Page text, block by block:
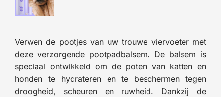
Verwen de pootjes van uw trouwe viervoeter met
deze verzorgende pootpadbalsem. De balsem is
speciaal ontwikkeld om de poten van katten en
honden te hydrateren en te beschermen tegen
droogheid, scheuren en ruwheid. Dankzij de